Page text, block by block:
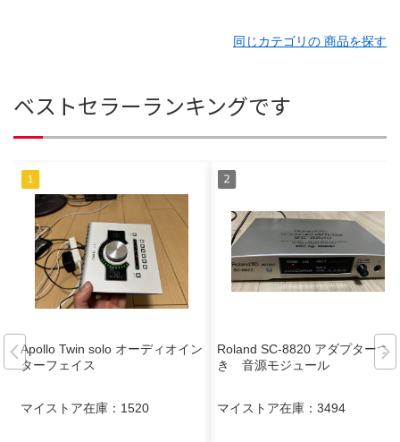
同じカテゴリの 商品を探す
ベストセラーランキングです
Apollo Twin solo オーディオイン
ターフェイス
マイストア在庫： 1520
Roland SC-8820 アダプターつ
き 音源モジュール
マイストア在庫： 3494